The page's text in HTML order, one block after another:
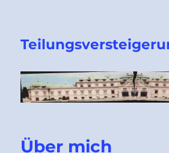
Über mich